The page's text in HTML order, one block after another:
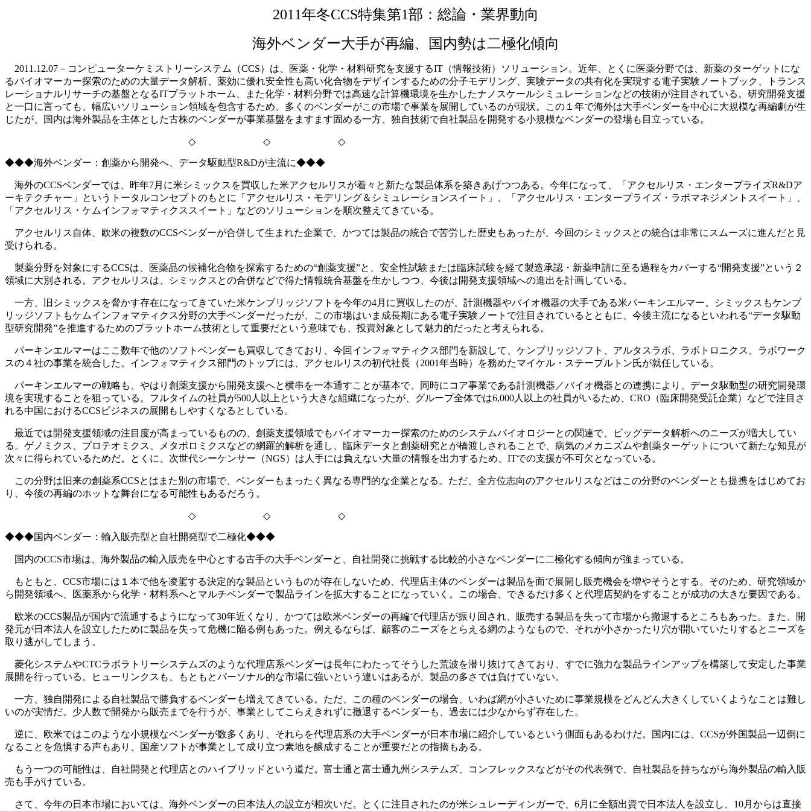
2011年冬CCS特集第1部：総論・業界動向
海外ベンダー大手が再編、国内勢は二極化傾向
2011.12.07－コンピューターケミストリーシステム（CCS）は、医薬・化学・材料研究を支援するIT（情報技術）ソリューション。近年、とくに医薬分野では、新薬のターゲットにな
るバイオマーカー探索のための大量データ解析、薬効に優れ安全性も高い化合物をデザインするための分子モデリング、実験データの共有化を実現する電子実験ノートブック、トランス
レーショナルリサーチの基盤となるITプラットホーム、また化学・材料分野では高速な計算機環境を生かしたナノスケールシミュレーションなどの技術が注目されている。研究開発支援
と一口に言っても、幅広いソリューション領域を包含するため、多くのベンダーがこの市場で事業を展開しているのが現状。この１年で海外は大手ベンダーを中心に大規模な再編劇が生
じたが、国内は海外製品を主体とした古株のベンダーが事業基盤をますます固める一方、独自技術で自社製品を開発する小規模なベンダーの登場も目立っている。
◇ ◇ ◇
◆◆◆海外ベンダー：創薬から開発へ、データ駆動型R&Dが主流に◆◆◆
海外のCCSベンダーでは、昨年7月に米シミックスを買収した米アクセルリスが着々と新たな製品体系を築きあげつつある。今年になって、「アクセルリス・エンタープライズR&Dア
ーキテクチャー」というトータルコンセプトのもとに「アクセルリス・モデリング＆シミュレーションスイート」、「アクセルリス・エンタープライズ・ラボマネジメントスイート」、
「アクセルリス・ケムインフォマティクススイート」などのソリューションを順次整えてきている。
アクセルリス自体、欧米の複数のCCSベンダーが合併して生まれた企業で、かつては製品の統合で苦労した歴史もあったが、今回のシミックスとの統合は非常にスムーズに進んだと見
受けられる。
製薬分野を対象にするCCSは、医薬品の候補化合物を探索するための“創薬支援”と、安全性試験または臨床試験を経て製造承認・新薬申請に至る過程をカバーする“開発支援”という２
領域に大別される。アクセルリスは、シミックスとの合併などで得た情報統合基盤を生かしつつ、今後は開発支援領域への進出を計画している。
一方、旧シミックスを脅かす存在になってきていた米ケンブリッジソフトを今年の4月に買収したのが、計測機器やバイオ機器の大手である米パーキンエルマー。シミックスもケンブ
リッジソフトもケムインフォマティクス分野の大手ベンダーだったが、この市場はいま成長期にある電子実験ノートで注目されているとともに、今後主流になるといわれる“データ駆動
型研究開発”を推進するためのプラットホーム技術として重要だという意味でも、投資対象として魅力的だったと考えられる。
パーキンエルマーはここ数年で他のソフトベンダーも買収してきており、今回インフォマティクス部門を新設して、ケンブリッジソフト、アルタスラボ、ラボトロニクス、ラボワーク
スの４社の事業を統合した。インフォマティクス部門のトップには、アクセルリスの初代社長（2001年当時）を務めたマイケル・ステープルトン氏が就任している。
パーキンエルマーの戦略も、やはり創薬支援から開発支援へと横串を一本通すことが基本で、同時にコア事業である計測機器／バイオ機器との連携により、データ駆動型の研究開発環
境を実現することを狙っている。フルタイムの社員が500人以上という大きな組織になったが、グループ全体では6,000人以上の社員がいるため、CRO（臨床開発受託企業）などで注目さ
れる中国におけるCCSビジネスの展開もしやすくなるとしている。
最近では開発支援領域の注目度が高まっているものの、創薬支援領域でもバイオマーカー探索のためのシステムバイオロジーとの関連で、ビッグデータ解析へのニーズが増大してい
る。ゲノミクス、プロテオミクス、メタボロミクスなどの網羅的解析を通し、臨床データと創薬研究とが橋渡しされることで、病気のメカニズムや創薬ターゲットについて新たな知見が
次々に得られているためだ。とくに、次世代シーケンサー（NGS）は人手には負えない大量の情報を出力するため、ITでの支援が不可欠となっている。
この分野は旧来の創薬系CCSとはまた別の市場で、ベンダーもまったく異なる専門的な企業となる。ただ、全方位志向のアクセルリスなどはこの分野のベンダーとも提携をはじめてお
り、今後の再編のホットな舞台になる可能性もあるだろう。
◇ ◇ ◇
◆◆◆国内ベンダー：輸入販売型と自社開発型で二極化◆◆◆
国内のCCS市場は、海外製品の輸入販売を中心とする古手の大手ベンダーと、自社開発に挑戦する比較的小さなベンダーに二極化する傾向が強まっている。
もともと、CCS市場には１本で他を凌駕する決定的な製品というものが存在しないため、代理店主体のベンダーは製品を面で展開し販売機会を増やそうとする。そのため、研究領域か
ら開発領域へ、医薬系から化学・材料系へとマルチベンダーで製品ラインを拡大することになっていく。この場合、できるだけ多くと代理店契約をすることが成功の大きな要因である。
欧米のCCS製品が国内で流通するようになって30年近くなり、かつては欧米ベンダーの再編で代理店が振り回され、販売する製品を失って市場から撤退するところもあった。また、開
発元が日本法人を設立したために製品を失って危機に陥る例もあった。例えるならば、顧客のニーズをとらえる網のようなもので、それが小さかったり穴が開いていたりするとニーズを
取り逃がしてしまう。
菱化システムやCTCラボラトリーシステムズのような代理店系ベンダーは長年にわたってそうした荒波を潜り抜けてきており、すでに強力な製品ラインアップを構築して安定した事業
展開を行っている。ヒューリンクスも、もともとパーソナル的な市場に強いという違いはあるが、製品の多さでは負けていない。
一方、独自開発による自社製品で勝負するベンダーも増えてきている。ただ、この種のベンダーの場合、いわば網が小さいために事業規模をどんどん大きくしていくようなことは難し
いのが実情だ。少人数で開発から販売までを行うが、事業としてこらえきれずに撤退するベンダーも、過去には少なからず存在した。
逆に、欧米ではこのような小規模なベンダーが数多くあり、それらを代理店系の大手ベンダーが日本市場に紹介しているという側面もあるわけだ。国内には、CCSが外国製品一辺倒に
なることを危惧する声もあり、国産ソフトが事業として成り立つ素地を醸成することが重要だとの指摘もある。
もう一つの可能性は、自社開発と代理店とのハイブリッドという道だ。富士通と富士通九州システムズ、コンフレックスなどがその代表例で、自社製品を持ちながら海外製品の輸入販
売も手がけている。
さて、今年の日本市場においては、海外ベンダーの日本法人の設立が相次いだ。とくに注目されたのが米シュレーディンガーで、6月に全額出資で日本法人を設立し、10月からは直接